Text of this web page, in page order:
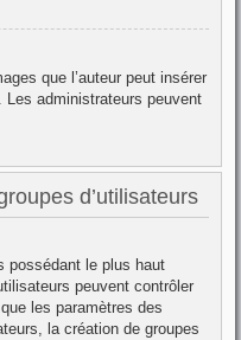
que l’auteur peut insérer
Les administrateurs peuvent
d’utilisateurs
possédant le plus haut
peuvent contrôler
les paramètres des
la création de groupes